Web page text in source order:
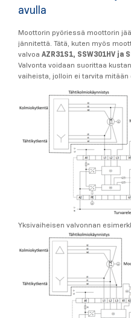
avulla
Moottorin pyöriessä moottorin
jännitettä. Tätä, kuten myös
valvoa AZR31S1, SSW301HV ja
Valvonta voidaan suorittaa
vaiheista, jolloin ei tarvita
Yksivaiheisen valvonnan